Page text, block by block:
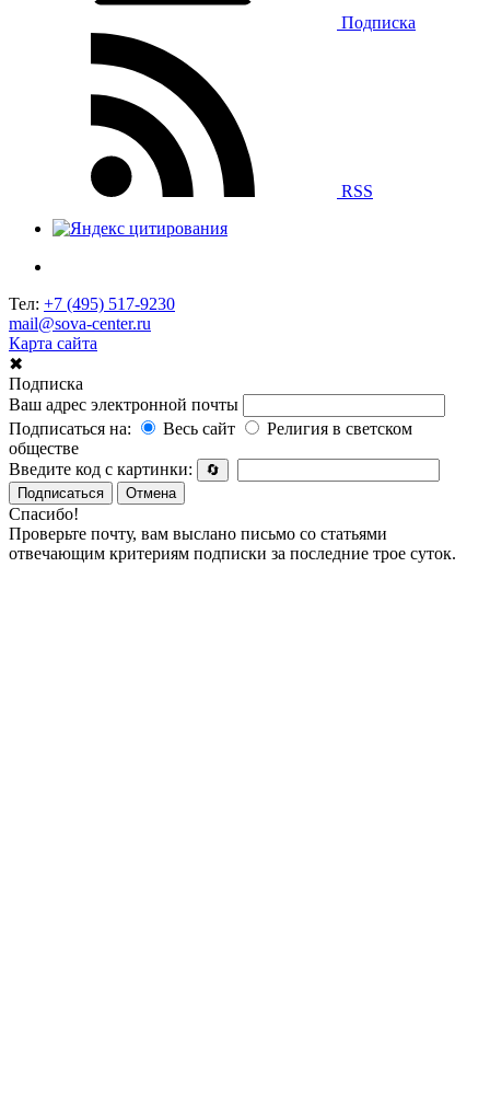
Подписка
RSS
Тел: +7 (495) 517-9230
mail@sova-center.ru
Карта сайта
✖
Подписка
Ваш адрес электронной почты
Подписаться на:
Весь сайт
Религия в светском
обществе
Введите код с картинки:
🔄
Подписаться
Отмена
Спасибо!
Проверьте почту, вам выслано письмо со статьями
отвечающим критериям подписки за последние трое суток.